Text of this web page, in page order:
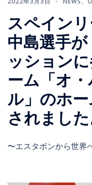
スペイン
中島選手
ッション
ーム「オ
ル」のホ
されました
〜エスタボンから世界